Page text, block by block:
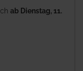
ab Dienstag, 11.